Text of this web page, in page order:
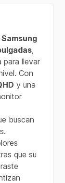
,
para llevar
Con
y una
buscan
que su